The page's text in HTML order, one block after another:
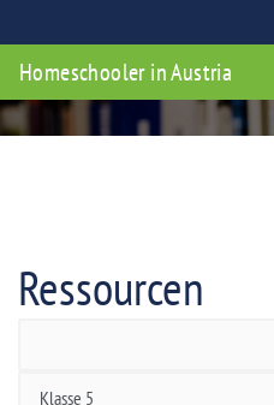
Homeschooler in Austria
Ressourcen